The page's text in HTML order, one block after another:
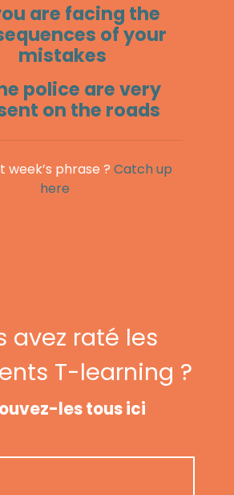
are facing the
of your
mistakes
police are very
on the roads
week’s phrase ? Catch up
here
avez raté les
T-learning ?
les tous ici